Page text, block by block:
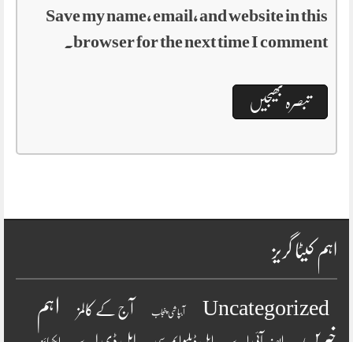
Save my name, email, and website in this
browser for the next time I comment.
اہم کیٹا گریز
Uncategorized آبپاشی پنجاب آج کے کالمز
اہم
خبریں